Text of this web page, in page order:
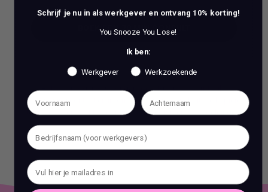
BOEK EEN 70 MIN CONSULT
BOEK EEN 70 MIN CONSULT
Het is verboden om zonder voorafgaande schriftelijke
toestemming content en informatie van deze website te kopiëren,
te reproduceren of te gebruiken voor commerciële doeleinden.
Schrijf je nu in als werkgever en ontvang 10% korting!
You Snooze You Lose!
Ik ben:
Werkgever Werkzoekende